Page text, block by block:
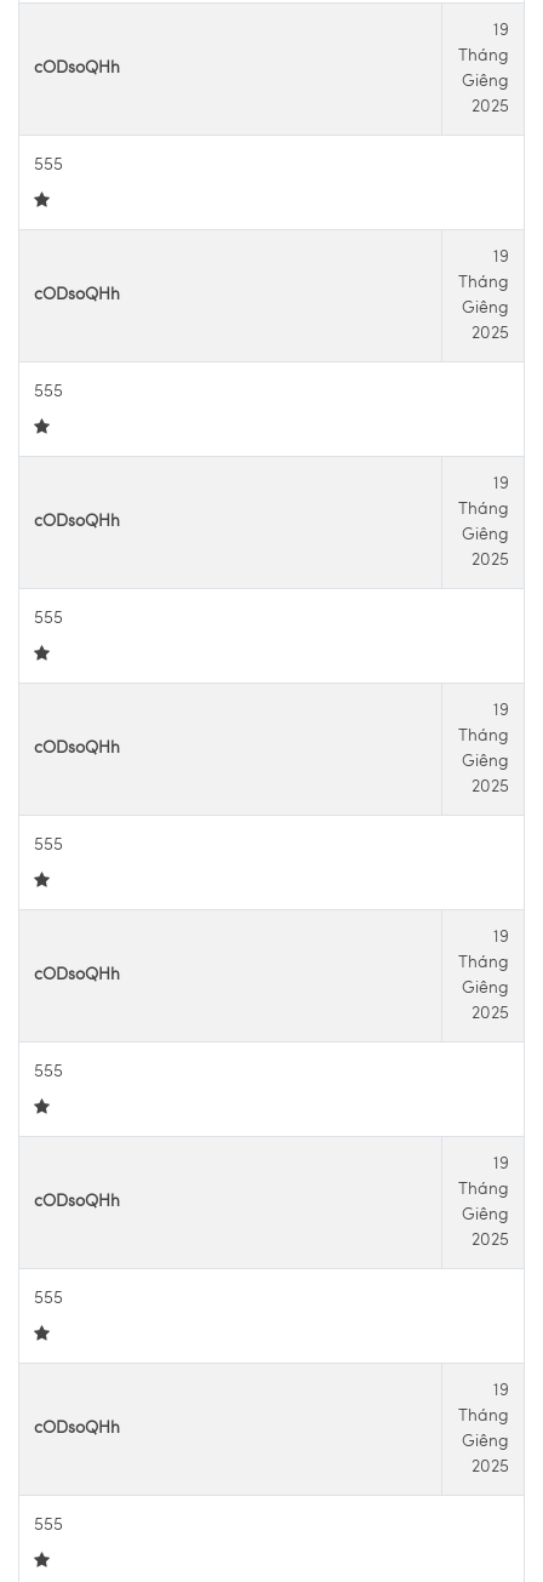
cODsoQHh
19
Tháng
Giêng
2025
555
cODsoQHh
19
Tháng
Giêng
2025
555
cODsoQHh
19
Tháng
Giêng
2025
555
cODsoQHh
19
Tháng
Giêng
2025
555
cODsoQHh
19
Tháng
Giêng
2025
555
cODsoQHh
19
Tháng
Giêng
2025
555
cODsoQHh
19
Tháng
Giêng
2025
555